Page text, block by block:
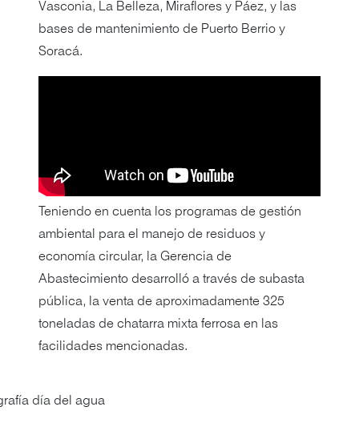
Vasconia, La Belleza, Miraflores y Páez, y las
bases de mantenimiento de Puerto Berrio y
Soracá.
Teniendo en cuenta los programas de gestión
ambiental para el manejo de residuos y
economía circular, la Gerencia de
Abastecimiento desarrolló a través de subasta
pública, la venta de aproximadamente 325
toneladas de chatarra mixta ferrosa en las
facilidades mencionadas.